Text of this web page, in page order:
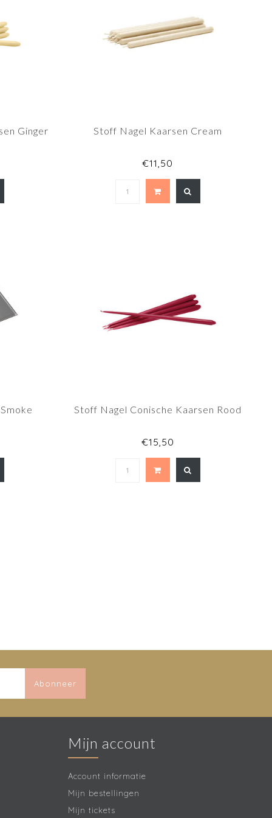
Ginger Stoff Nagel Kaarsen Cream
€11,50
Stoff Nagel Conische Kaarsen Rood
€15,50
Abonneer
Mijn account
Account informatie
Mijn bestellingen
Mijn tickets